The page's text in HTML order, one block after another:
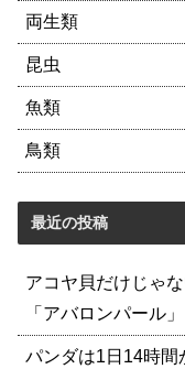
両生類
昆虫
魚類
鳥類
最近の投稿
アコヤ貝だけじゃ
「アバロンパール」
パンダは1日14時間